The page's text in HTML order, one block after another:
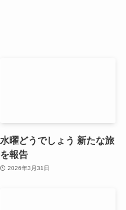
水曜どうでしょう 新たな旅
を報告
2026年3月31日